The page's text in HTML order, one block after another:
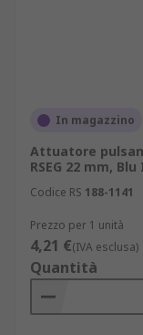
In magazzino
Attuatore
RSEG 22 mm, Blu
Codice RS 188-1141
Prezzo per 1 unità
4,21 €(IVA esclusa)
Quantità